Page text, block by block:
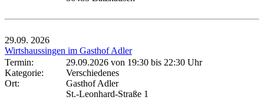
29.09. 2026
Wirtshaussingen im Gasthof Adler
Termin:
29.09.2026 von 19:30 bis 22:30 Uhr
Kategorie:
Verschiedenes
Ort:
Gasthof Adler
St.-Leonhard-Straße 1